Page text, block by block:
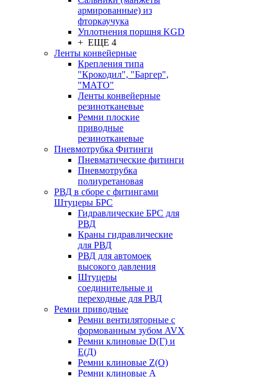
армированные) из
фторкаучука
Уплотнения поршня KGD
+ ЕЩЕ 4
Ленты конвейерные
Крепления типа
"Крокодил", "Баргер",
"МАТО"
Ленты конвейерные
резинотканевые
Ремни плоские
приводные
резинотканевые
Пневмотрубка Фитинги
Пневматические фитинги
Пневмотрубка
полиуретановая
РВД в сборе с фитингами
Штуцеры БРС
Гидравлические БРС для
РВД
Краны гидравлические
для РВД
РВД для автомоек
высокого давления
Штуцеры
соединительные и
переходные для РВД
Ремни приводные
Ремни вентиляторные с
формованным зубом AVX
Ремни клиновые D(Г) и
Е(Д)
Ремни клиновые Z(О)
Ремни клиновые А